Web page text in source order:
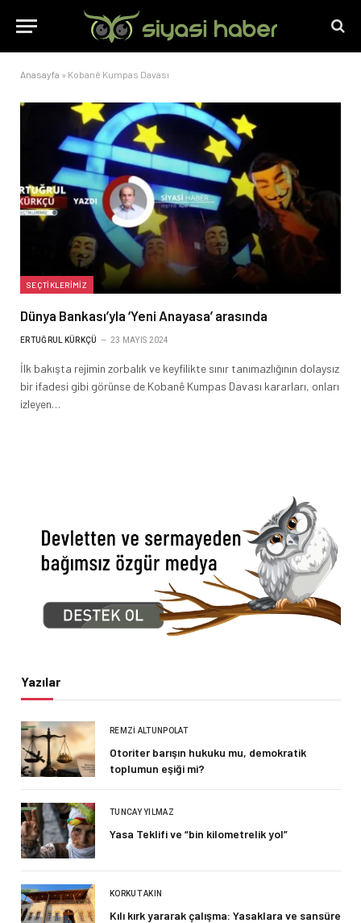
Anasayfa » Kobanê Kumpas Davası
SEÇTIKLERIMIZ
Dünya Bankası’yla ‘Yeni Anayasa’ arasında
ERTUĞRUL KÜRKÇÜ 23 MAYIS 2024
İlk bakışta rejimin zorbalık ve keyfilikte sınır tanımazlığının dolaysız
bir ifadesi gibi görünse de Kobanê Kumpas Davası kararları, onları
izleyen…
Yazılar
REMZI ALTUNPOLAT
Otoriter barışın hukuku mu, demokratik
toplumun eşiği mi?
TUNCAY YILMAZ
Yasa Teklifi ve “bin kilometrelik yol”
KORKUT AKIN
Kılı kırk yararak çalışma: Yasaklara ve sansüre